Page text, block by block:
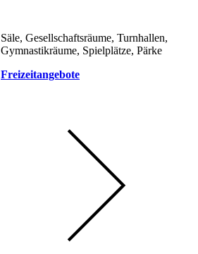
Säle, Gesellschaftsräume, Turnhallen,
Gymnastikräume, Spielplätze, Pärke
Freizeitangebote